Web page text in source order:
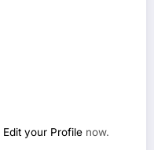
Edit your Profile now.